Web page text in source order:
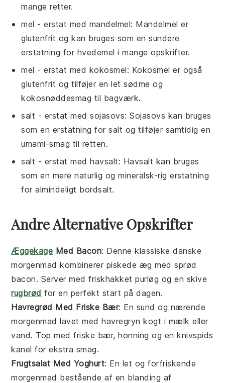
mange retter.
mel - erstat med mandelmel: Mandelmel er
glutenfrit og kan bruges som en sundere
erstatning for hvedemel i mange opskrifter.
mel - erstat med kokosmel: Kokosmel er også
glutenfrit og tilføjer en let sødme og
kokosnøddesmag til bagværk.
salt - erstat medsojasovs: Sojasovs kan bruges
som en erstatning for salt og tilføjer samtidig en
umami-smag til retten.
salt - erstat medhavsalt: Havsalt kan bruges
som en mere naturlig og mineralsk-rig erstatning
for almindeligt bordsalt.
Andre Alternative Opskrifter
Æggekage Med Bacon: Denne klassiske danske
morgenmad kombinerer piskede æg med sprød
bacon. Server med friskhakket purløg og en skive
rugbrød for en perfekt start på dagen.
Havregrød Med Friske Bær: En sund og nærende
morgenmad lavet medhavregryn kogt i mælk eller
vand. Top med friske bær,honning og en knivspids
kanel for ekstra smag.
Frugtsalat Med Yoghurt: En let og forfriskende
morgenmad bestående af en blanding af